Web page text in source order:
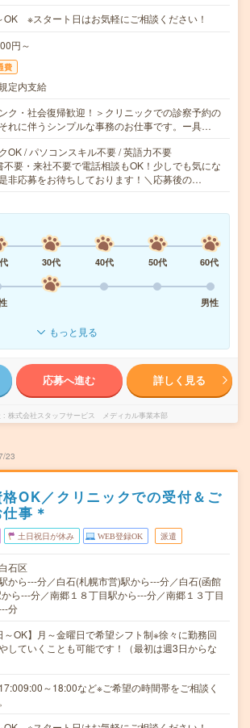
OK ※スタート日はお気軽にご相談ください！
円～
費
定内支給
ク・社会復帰歓迎！＞クリニックでの診察予約の
れに伴うシンプルな事務のお仕事です。ー具…
OK / パソコンスキル不要 / 英語力不要
不要・来社不要で電話相談もOK！少しでも気にな
非応募をお待ちしております！＼応募後の…
30代 40代 50代
60代
男性
もっと見る
応募へ進む 詳しく見る
株式会社スタッフサービス メディカル事業本部
23
OK／クリニックでの受付＆ご
事＊
土日祝日が休み WEB登録OK 派遣
石区
から---分／白石(札幌市営)駅から---分／白石(函館
ら---分／南郷１８丁目駅から---分／南郷１３丁目
分
～OK】月～金曜日で希望シフト制※徐々に勤務回
していくことも可能です！（最初は週3日からな
～18:00など※ご希望の時間帯をご相談く